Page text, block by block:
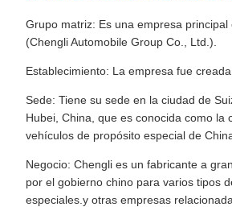
Grupo matriz: Es una empresa principal
(Chengli Automobile Group Co., Ltd.).
Establecimiento: La empresa fue creada
Sede: Tiene su sede en la ciudad de
Hubei, China, que es conocida como la
vehículos de propósito especial de
Negocio: Chengli es un fabricante a
por el gobierno chino para varios tipos
especiales.y otras empresas